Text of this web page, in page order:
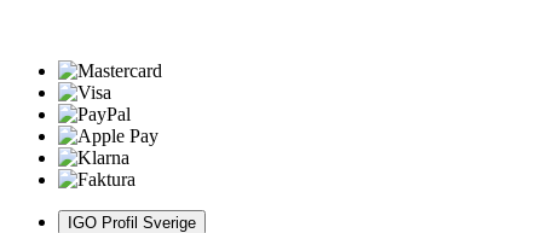
IGO Profil Sverige